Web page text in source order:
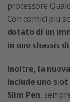
processore
Con cornici più
dotato di un
in uno chassis di
Inoltre, la
include uno
Slim Pen,